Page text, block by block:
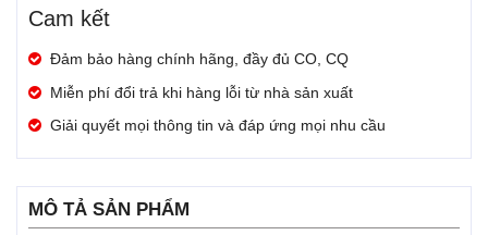
Cam kết
Đảm bảo hàng chính hãng, đầy đủ CO, CQ
Miễn phí đổi trả khi hàng lỗi từ nhà sản xuất
Giải quyết mọi thông tin và đáp ứng mọi nhu cầu
MÔ TẢ SẢN PHẨM